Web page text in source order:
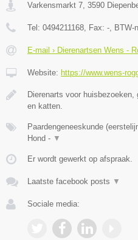
Varkensmarkt 7, 3590
Tel: 0494211168, Fax: -, BTW-
E-mail › Dierenartsen Wens -
Website: https://www.wens-
Dierenarts voor
en katten.
Paardengeneeskunde
Hond - ▼
Er wordt gewerkt op afspraak.
Laatste facebook posts ▼
Sociale media: